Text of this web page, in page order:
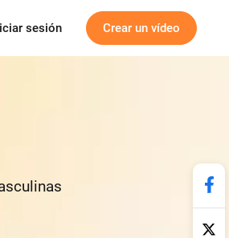
sesión Crear un vídeo